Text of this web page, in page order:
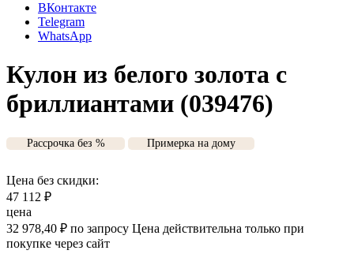
ВКонтакте
Telegram
WhatsApp
Кулон из белого золота с
бриллиантами (039476)
Рассрочка без % Примерка на дому
Цена без скидки:
47 112 ₽
цена
32 978,40 ₽ по запросу Цена действительна только при
покупке через сайт